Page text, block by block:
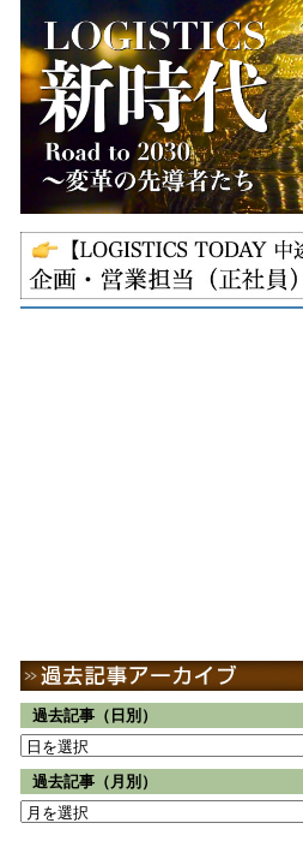
過去記事（日別）
過去記事（月別）